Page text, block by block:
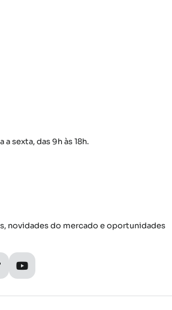
sexta, das 9h às 18h.
novidades do mercado e oportunidades